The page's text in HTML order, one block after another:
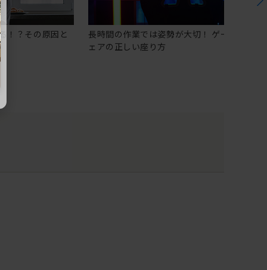
！？その原因と
長時間の作業では姿勢が大切！ ゲーミングチ
ェアの正しい座り方